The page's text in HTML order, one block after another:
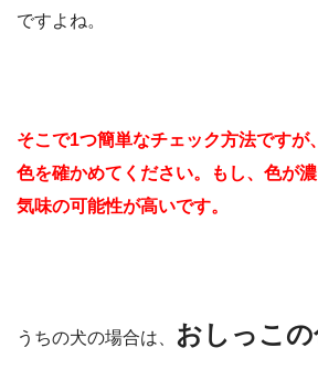
ですよね。
そこで1つ簡単なチェック方法ですが
色を確かめてください。もし、色が
気味の可能性が高いです。
うちの犬の場合は、
おしっこ